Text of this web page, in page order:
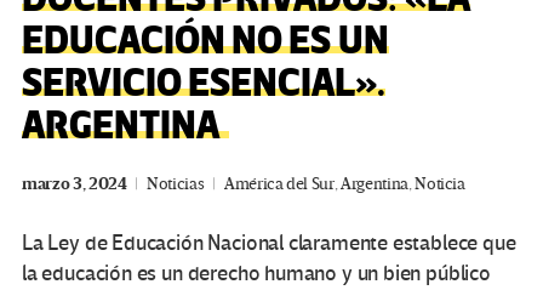
EDUCACIÓN NO ES UN
SERVICIO ESENCIAL».
ARGENTINA
marzo 3, 2024 Noticias América del Sur,Argentina,Noticia
La Ley de Educación Nacional claramente establece que
la educación es un derecho humano y un bien público